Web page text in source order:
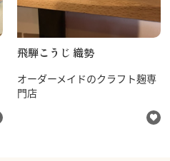
飛騨こうじ 織勢
オーダーメイドのクラフト麹専
門店